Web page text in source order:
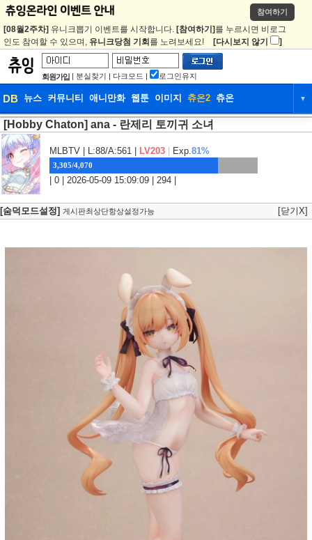
참여하기
[08월2주차] 유니크뽑기 이벤트를 시작합니다. [참여하기] 를 누르시면 비로그
인도 참여할 수 있으며, 유니크당첨 기회 를 노려보세요! [다시보지 않기 ]
회원가입 | 분실찾기 | 다크모드 | 로그인유지
DB 뉴스 커뮤니티 애니만화 웹툰 이미지 츄온2 츄온 ▼
DB 뉴스 커뮤니티
웹툰 이미지 츄온2
[Hobby Chaton] ana - 란제리 토끼귀 소녀
MLBTV | L:88/A:561 | LV203 Exp.81%
3,305/4,070
| 0 | 2026-05-09 15:09:09 | 294 |
[숨덕모드설정] 게시판최상단항상설정가능 [닫기X]